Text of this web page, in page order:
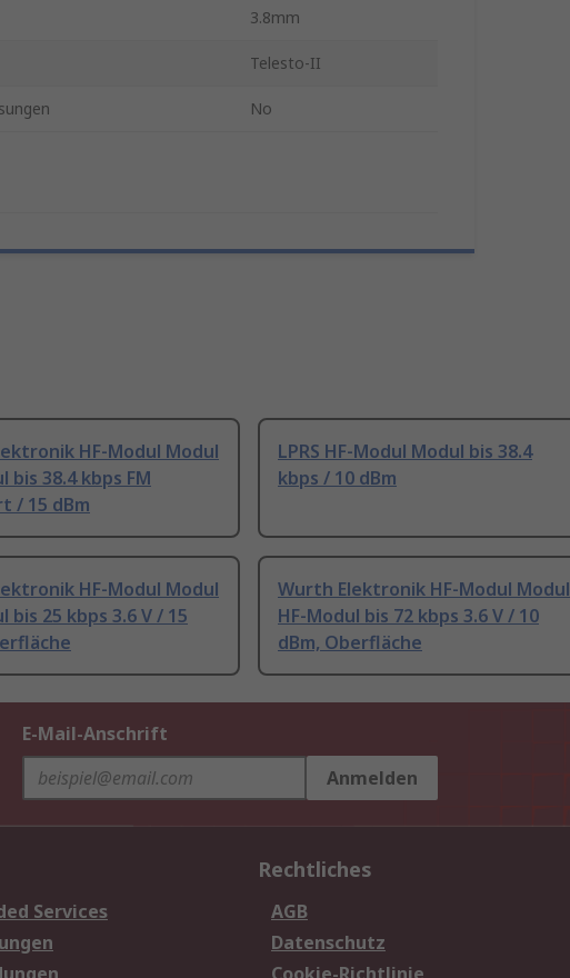
3.8mm
Telesto-II
No
HF-Modul Modul
bis 38.4 kbps FM
/ 15 dBm
LPRS HF-Modul Modul bis 38.4
kbps / 10 dBm
HF-Modul Modul
bis 25 kbps 3.6 V / 15
Wurth Elektronik HF-Modul Modul
HF-Modul bis 72 kbps 3.6 V / 10
dBm, Oberfläche
E-Mail-Anschrift
Anmelden
Services
Rechtliches
AGB
Datenschutz